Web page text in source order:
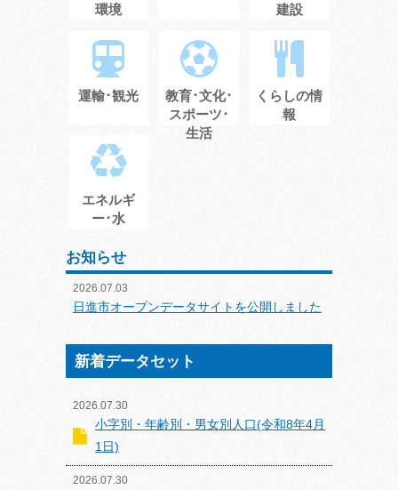
環境
建設
運輸･観光
教育･文化･
スポーツ･
生活
くらしの情
報
エネルギ
ー･水
お知らせ
2026.07.03
日進市オープンデータサイトを公開しました
新着データセット
2026.07.30
小字別・年齢別・男女別人口(令和8年4月
1日)
2026.07.30